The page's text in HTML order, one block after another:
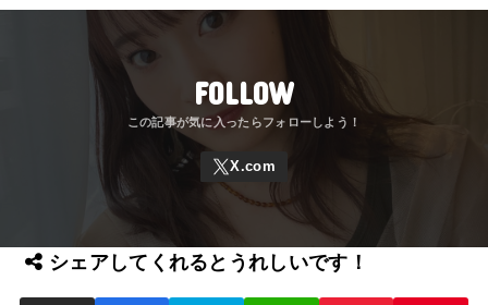
FOLLOW
シェアしてくれるとうれしいです！